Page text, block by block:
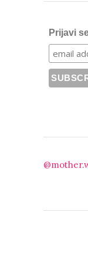
Prijavi